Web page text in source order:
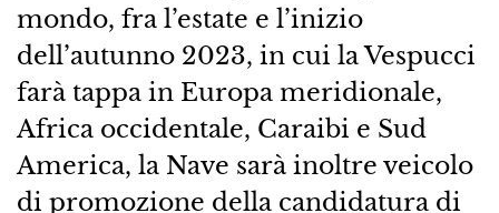
mondo, fra l’estate e l’inizio
dell’autunno 2023, in cui la Vespucci
farà tappa in Europa meridionale,
Africa occidentale, Caraibi e Sud
America, la Nave sarà inoltre veicolo
di promozione della candidatura di